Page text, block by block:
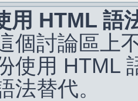
用 HTML 語
個討論區上
使用 HTML
法替代。